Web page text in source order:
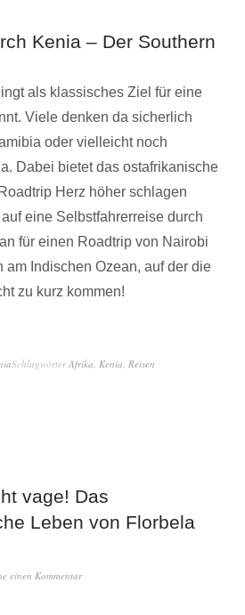
Kenia – Der Southern
als klassisches Ziel für eine
Viele denken da sicherlich
oder vielleicht noch
Dabei bietet das ostafrikanische
Herz höher schlagen
eine Selbstfahrerreise durch
für einen Roadtrip von Nairobi
am Indischen Ozean, auf der die
zu kurz kommen!
SchlagwörterAfrika, Kenia, Reisen
vage! Das
Leben von Florbela
einen Kommentar